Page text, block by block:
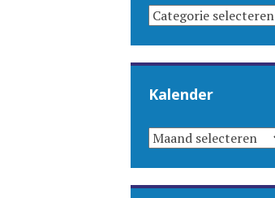
CATEGORIEËN
Kalender
KALENDER